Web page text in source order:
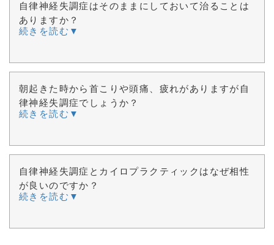
自律神経失調症はそのままにしておいて治ることは
ありますか？
続きを読む▼
朝起きた時から首こりや頭痛、疲れがありますが自
律神経失調症でしょうか？
続きを読む▼
自律神経失調症とカイロプラクティックはなぜ相性
が良いのですか？
続きを読む▼